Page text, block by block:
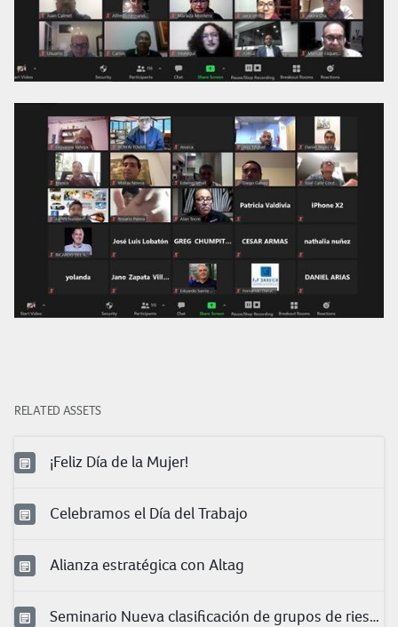
RELATED ASSETS
¡Feliz Día de la Mujer!
Celebramos el Día del Trabajo
Alianza estratégica con Altag
Seminario Nueva clasificación de grupos de riesgo para COVID-19 en trabajadores